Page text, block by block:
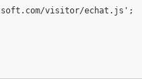
visitor/echat.js';